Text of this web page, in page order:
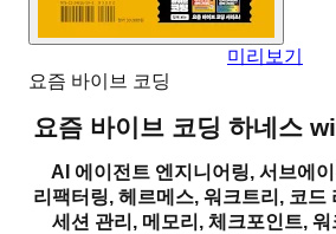
미리보기
요즘 바이브 코딩
요즘 바이브 코딩 하네스
AI 에이전트 엔지니어링, 서브에
리팩터링, 헤르메스, 워크트리, 코드
세션 관리, 메모리, 체크포인트,